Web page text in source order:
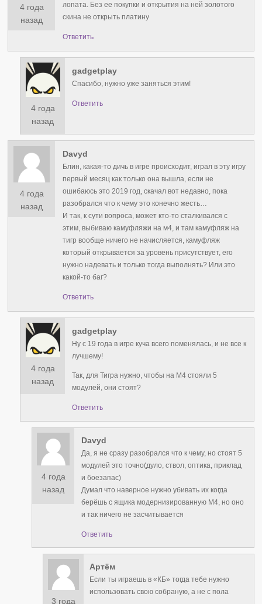
4 года
назад
лопата. Без ее покупки и открытия на ней золотого
скина не открыть платину
Ответить
4 года
назад
gadgetplay
Спасибо, нужно уже заняться этим!
Ответить
4 года
назад
Davyd
Блин, какая-то дичь в игре происходит, играл в эту игру
первый месяц как только она вышла, если не
ошибаюсь это 2019 год, скачал вот недавно, пока
разобрался что к чему это конечно жесть…
И так, к сути вопроса, может кто-то сталкивался с
этим, выбиваю камуфляжи на м4, и там камуфляж на
тигр вообще ничего не начисляется, камуфляж
который открывается за уровень присутствует, его
нужно надевать и только тогда выполнять? Или это
какой-то баг?
Ответить
4 года
назад
gadgetplay
Ну с 19 года в игре куча всего поменялась, и не все к
лучшему!
Так, для Тигра нужно, чтобы на М4 стояли 5
модулей, они стоят?
Ответить
4 года
назад
Davyd
Да, я не сразу разобрался что к чему, но стоят 5
модулей это точно(дуло, ствол, оптика, приклад
и боезапас)
Думал что наверное нужно убивать их когда
берёшь с ящика модернизированную М4, но оно
и так ничего не засчитывается
Ответить
3 года
Артём
Если ты играешь в «КБ» тогда тебе нужно
использовать свою собраную, а не с пола